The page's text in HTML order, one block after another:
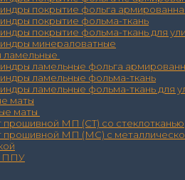
покрытие фольга
покрытие фольма-ткань
покрытие фольма-ткань для
минераловатные
ламельные
ламельные фольга
ламельные фольма-ткань
ламельные фольма-ткань для
маты
маты
прошивной МП (СТ) со стеклотканью
прошивной МП (МС) с
ППУ